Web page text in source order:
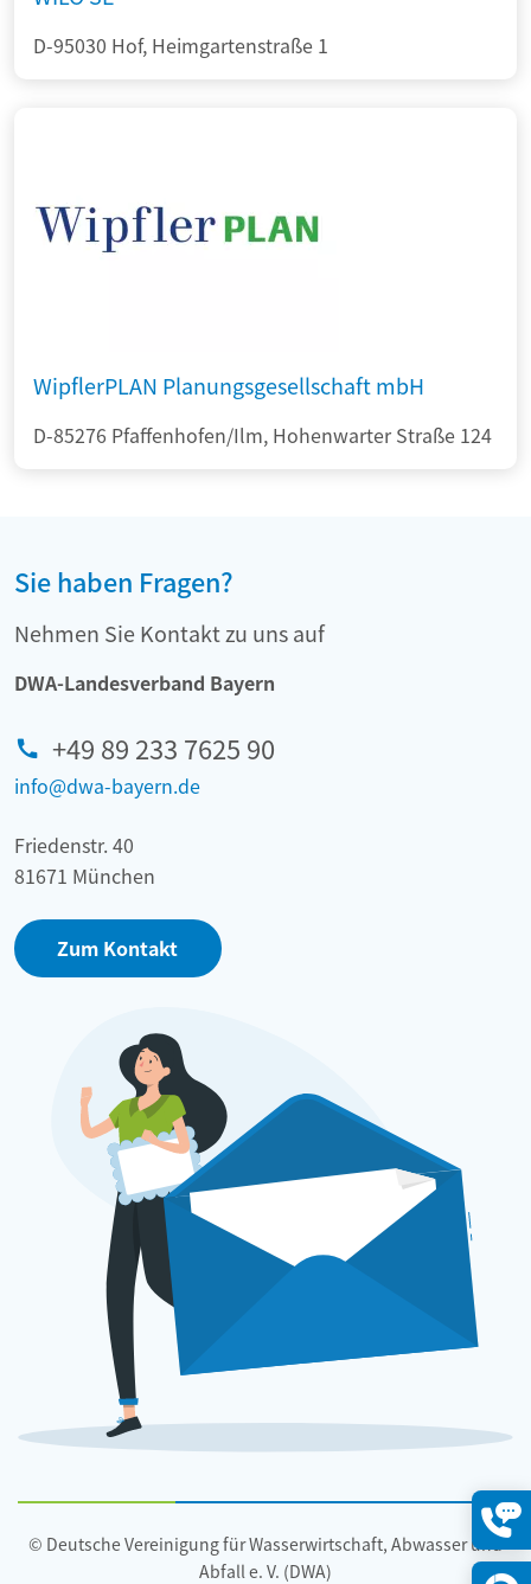
D-95030 Hof, Heimgartenstraße 1
WipflerPLAN Planungsgesellschaft mbH
D-85276 Pfaffenhofen/Ilm, Hohenwarter Straße 124
Sie haben Fragen?
Nehmen Sie Kontakt zu uns auf
DWA-Landesverband Bayern
+49 89 233 7625 90
info@dwa-bayern.de
Friedenstr. 40
81671 München
Zum Kontakt
© Deutsche Vereinigung für Wasserwirtschaft, Abwasser und
Abfall e. V. (DWA)